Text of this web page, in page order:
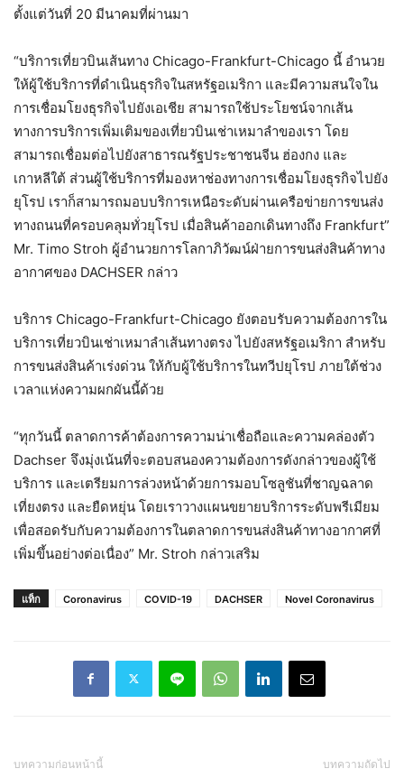
ตั้งแต่วันที่ 20 มีนาคมที่ผ่านมา
“บริการเที่ยวบินเส้นทาง Chicago-Frankfurt-Chicago นี้ อำนวย
ให้ผู้ใช้บริการที่ดำเนินธุรกิจในสหรัฐอเมริกา และมีความสนใจใน
การเชื่อมโยงธุรกิจไปยังเอเชีย สามารถใช้ประโยชน์จากเส้น
ทางการบริการเพิ่มเติมของเที่ยวบินเช่าเหมาลำของเรา โดย
สามารถเชื่อมต่อไปยังสาธารณรัฐประชาชนจีน ฮ่องกง และ
เกาหลีใต้ ส่วนผู้ใช้บริการที่มองหาช่องทางการเชื่อมโยงธุรกิจไปยัง
ยุโรป เราก็สามารถมอบบริการเหนือระดับผ่านเครือข่ายการขนส่ง
ทางถนนที่ครอบคลุมทั่วยุโรป เมื่อสินค้าออกเดินทางถึง Frankfurt”
Mr. Timo Stroh ผู้อำนวยการโลกาภิวัฒน์ฝ่ายการขนส่งสินค้าทาง
อากาศของ DACHSER กล่าว
บริการ Chicago-Frankfurt-Chicago ยังตอบรับความต้องการใน
บริการเที่ยวบินเช่าเหมาลำเส้นทางตรง ไปยังสหรัฐอเมริกา สำหรับ
การขนส่งสินค้าเร่งด่วน ให้กับผู้ใช้บริการในทวีปยุโรป ภายใต้ช่วง
เวลาแห่งความผกผันนี้ด้วย
“ทุกวันนี้ ตลาดการค้าต้องการความน่าเชื่อถือและความคล่องตัว
Dachser จึงมุ่งเน้นที่จะตอบสนองความต้องการดังกล่าวของผู้ใช้
บริการ และเตรียมการล่วงหน้าด้วยการมอบโซลูชันที่ชาญฉลาด
เที่ยงตรง และยืดหยุ่น โดยเราวางแผนขยายบริการระดับพรีเมียม
เพื่อสอดรับกับความต้องการในตลาดการขนส่งสินค้าทางอากาศที่
เพิ่มขึ้นอย่างต่อเนื่อง” Mr. Stroh กล่าวเสริม
แท็ก Coronavirus COVID-19 DACHSER Novel Coronavirus
บทความก่อนหน้านี้ บทความถัดไป